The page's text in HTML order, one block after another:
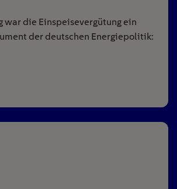
war die Einspeisevergütung ein
der deutschen Energiepolitik: